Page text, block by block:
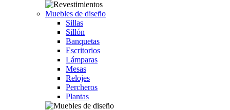
Muebles de diseño
Sillas
Sillón
Banquetas
Escritorios
Lámparas
Mesas
Relojes
Percheros
Plantas